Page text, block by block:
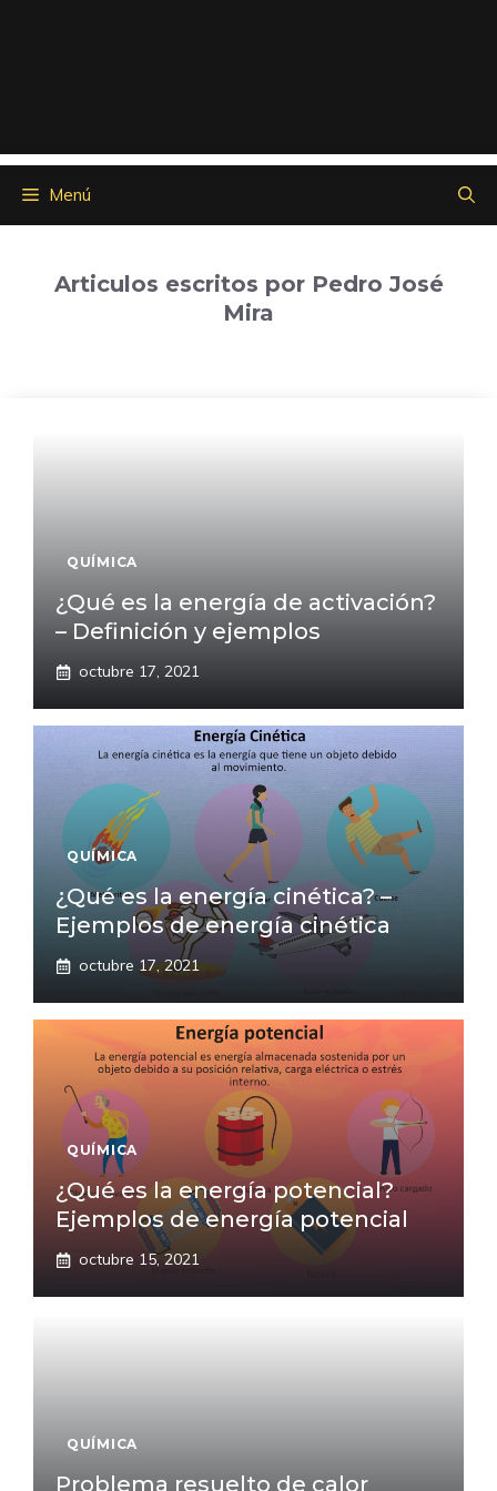
Menú
Articulos escritos por Pedro José
Mira
QUÍMICA
¿Qué es la energía de activación?
– Definición y ejemplos
octubre 17, 2021
QUÍMICA
¿Qué es la energía cinética? –
Ejemplos de energía cinética
octubre 17, 2021
QUÍMICA
¿Qué es la energía potencial?
Ejemplos de energía potencial
octubre 15, 2021
QUÍMICA
Problema resuelto de calor